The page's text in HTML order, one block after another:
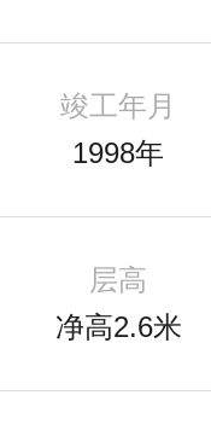
竣工年月
1998年
层高
净高2.6米